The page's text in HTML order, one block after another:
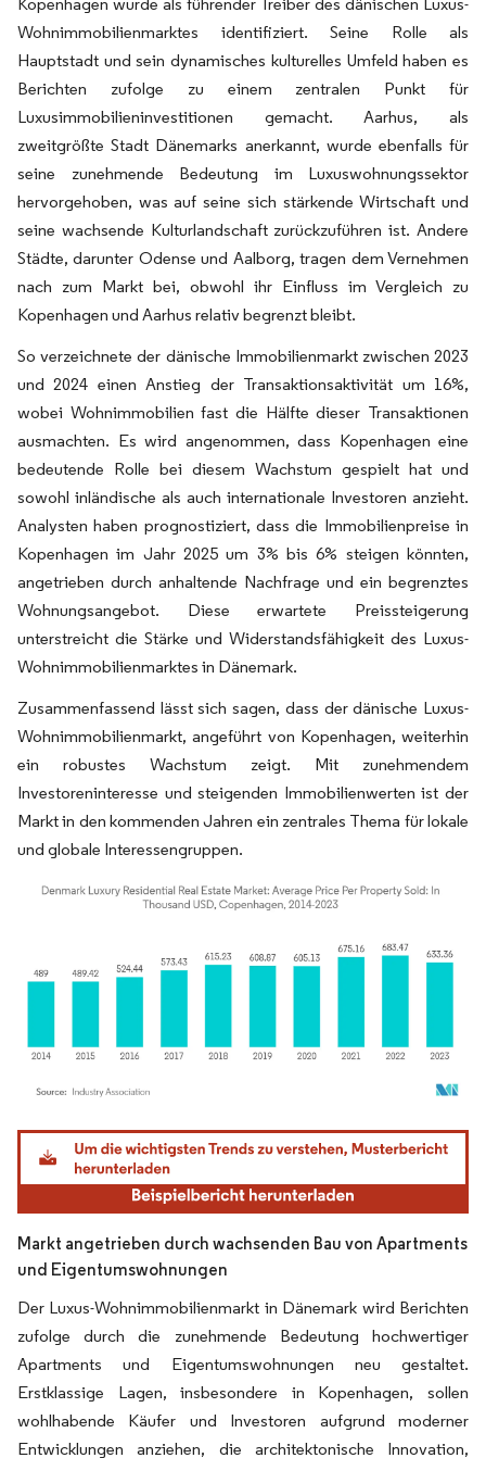
Wohnimmobilienmarktes identifiziert. Seine Rolle als
Hauptstadt und sein dynamisches kulturelles Umfeld haben es
Berichten zufolge zu einem zentralen Punkt für
Luxusimmobilieninvestitionen gemacht. Aarhus, als
zweitgrößte Stadt Dänemarks anerkannt, wurde ebenfalls für
seine zunehmende Bedeutung im Luxuswohnungssektor
hervorgehoben, was auf seine sich stärkende Wirtschaft und
seine wachsende Kulturlandschaft zurückzuführen ist. Andere
Städte, darunter Odense und Aalborg, tragen dem Vernehmen
nach zum Markt bei, obwohl ihr Einfluss im Vergleich zu
Kopenhagen und Aarhus relativ begrenzt bleibt.
So verzeichnete der dänische Immobilienmarkt zwischen 2023
und 2024 einen Anstieg der Transaktionsaktivität um 16%,
wobei Wohnimmobilien fast die Hälfte dieser Transaktionen
ausmachten. Es wird angenommen, dass Kopenhagen eine
bedeutende Rolle bei diesem Wachstum gespielt hat und
sowohl inländische als auch internationale Investoren anzieht.
Analysten haben prognostiziert, dass die Immobilienpreise in
Kopenhagen im Jahr 2025 um 3% bis 6% steigen könnten,
angetrieben durch anhaltende Nachfrage und ein begrenztes
Wohnungsangebot. Diese erwartete Preissteigerung
unterstreicht die Stärke und Widerstandsfähigkeit des Luxus-
Wohnimmobilienmarktes in Dänemark.
Zusammenfassend lässt sich sagen, dass der dänische Luxus-
Wohnimmobilienmarkt, angeführt von Kopenhagen, weiterhin
ein robustes Wachstum zeigt. Mit zunehmendem
Investoreninteresse und steigenden Immobilienwerten ist der
Markt in den kommenden Jahren ein zentrales Thema für lokale
und globale Interessengruppen.
Bild © Mordor Intelligence. Wiederverwendung erfordert Namensnennung gemäß
Markt angetrieben durch wachsenden Bau von Apartments
und Eigentumswohnungen
Der Luxus-Wohnimmobilienmarkt in Dänemark wird Berichten
zufolge durch die zunehmende Bedeutung hochwertiger
Apartments und Eigentumswohnungen neu gestaltet.
Erstklassige Lagen, insbesondere in Kopenhagen, sollen
wohlhabende Käufer und Investoren aufgrund moderner
Entwicklungen anziehen, die architektonische Innovation,